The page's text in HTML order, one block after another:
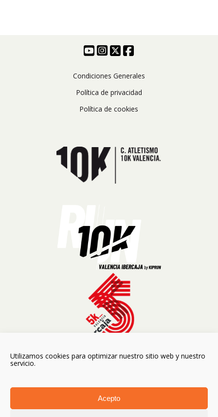
Utilizamos cookies para optimizar nuestro sitio web y nuestro
servicio.
Acepto
Condiciones Generales
Política de privacidad
Política de cookies